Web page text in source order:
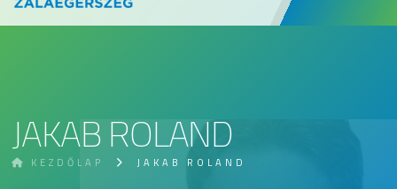
JAKAB ROLAND
KEZDŐLAP JAKAB ROLAND